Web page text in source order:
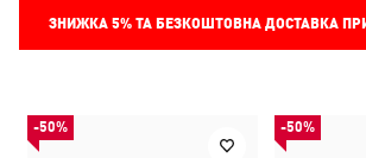
ЗНИЖКА 5%ТА БЕЗКОШТОВНА ДОСТАВКА
-50% -50%